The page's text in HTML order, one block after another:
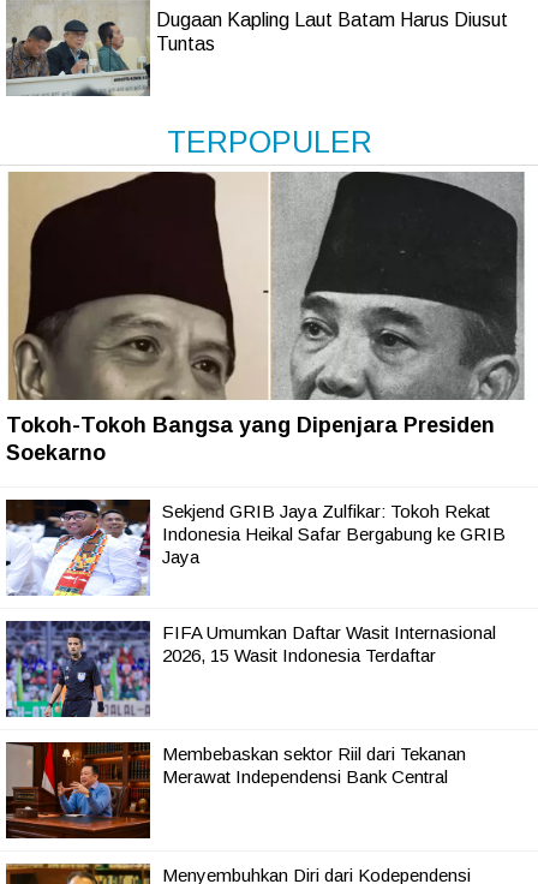
Dugaan Kapling Laut Batam Harus Diusut
Tuntas
TERPOPULER
Tokoh-Tokoh Bangsa yang Dipenjara Presiden
Soekarno
Sekjend GRIB Jaya Zulfikar: Tokoh Rekat
Indonesia Heikal Safar Bergabung ke GRIB
Jaya
FIFA Umumkan Daftar Wasit Internasional
2026, 15 Wasit Indonesia Terdaftar
Membebaskan sektor Riil dari Tekanan
Merawat Independensi Bank Central
Menyembuhkan Diri dari Kodependensi